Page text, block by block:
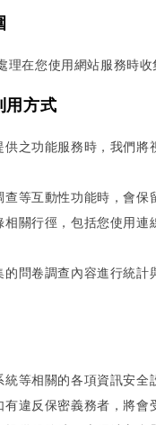
在您使用網站服務時
用方式
之功能服務時，我們
等互動性功能時，會
關行徑，包括您使用
問卷調查內容進行統
等相關的各項資訊安
違反保密義務者，將會